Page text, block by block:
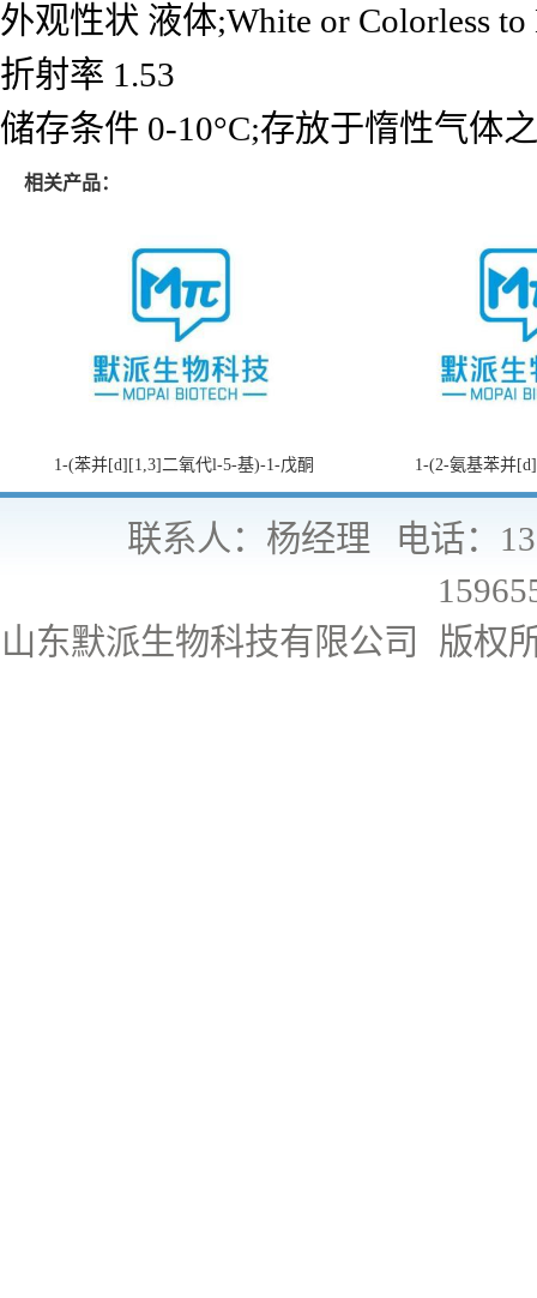
外观性状 液体;White or Colorless
折射率 1.53
储存条件 0-10°C;存放于惰性气体
相关产品：
1-(苯并[d][1,3]二氧代l-5-基)-1-戊酮 1-(2-氨基苯并
联系人：杨经理
电话：
山东默派生物科技有限公司
版权